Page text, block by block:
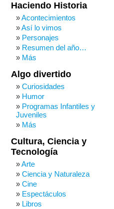
Haciendo Historia
Acontecimientos
Así lo vimos
Personajes
Resumen del año…
Más
Algo divertido
Curiosidades
Humor
Programas Infantiles y
Juveniles
Más
Cultura, Ciencia y
Tecnología
Arte
Ciencia y Naturaleza
Cine
Espectáculos
Libros